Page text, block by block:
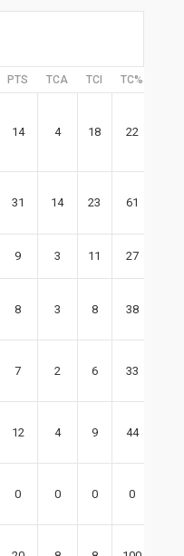
PTS TCA TCI TC%
14 4 18 22
31 14 23 61
9 3 11 27
8 3 8 38
7 2 6 33
12 4 9 44
0 0 0 0